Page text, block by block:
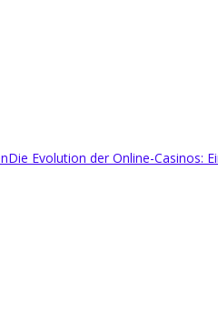
Die Evolution der Online-Casinos: